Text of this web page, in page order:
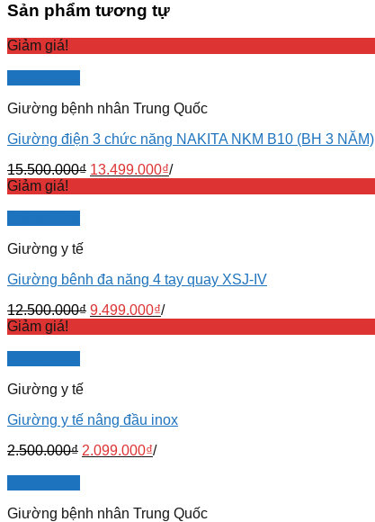
Sản phẩm tương tự
Giảm giá!
Giường bệnh nhân Trung Quốc
Giường điện 3 chức năng NAKITA NKM B10 (BH 3 NĂM)
15.500.000₫ 13.499.000₫/
Giảm giá!
Giường y tế
Giường bênh đa năng 4 tay quay XSJ-IV
12.500.000₫ 9.499.000₫/
Giảm giá!
Giường y tế
Giường y tế nâng đầu inox
2.500.000₫ 2.099.000₫/
Giường bệnh nhân Trung Quốc